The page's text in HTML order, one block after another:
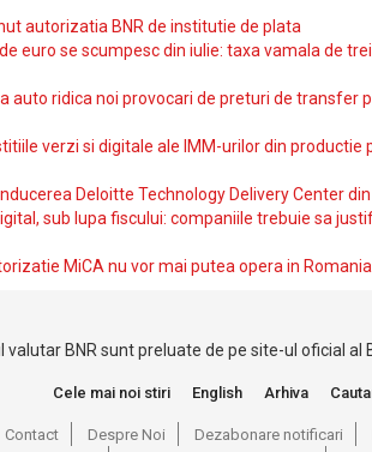
autorizatia BNR de institutie de plata
euro se scumpesc din iulie: taxa vamala de
auto ridica noi provocari de preturi de transfer
verzi si digitale ale IMM-urilor din productie
Deloitte Technology Delivery Center
sub lupa fiscului: companiile trebuie sa
MiCA nu vor mai putea opera in
BNR sunt preluate de pe site-ul oficial al
Cele mai noi stiri English Arhiva
Contact Despre Noi Dezabonare notificari